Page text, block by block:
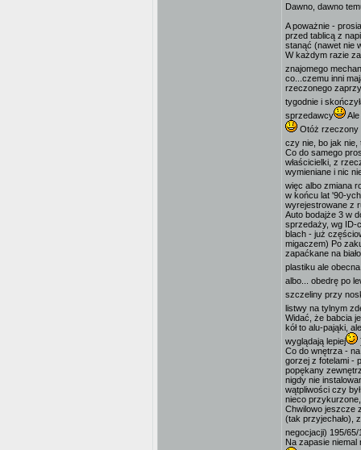
Dawno, dawno
A poważnie -
przed tablicą z
stanąć (nawet nie
W każdym razie za
znajomego
co...czemu inni
rzeczonego
tygodnie i
sprzedawcy
Otóż rzeczony
czy nie, bo jak nie,
Co do samego
właścicielki, z
wymieniane i nic
więc albo zmiana
w końcu lat '90-
wyrejestrowane z
Auto bodajże 3 w
sprzedaży, wg ID-
blach - już
migaczem) Po
zapaćkane na
plastiku ale
albo... obedrę po
szczeliny przy
listwy na tylnym
Widać, że babcia
kół to alu-pająki,
wyglądają lepiej
Co do wnętrza -
gorzej z fotelami -
popękany
nigdy nie
wątpliwości czy
nieco
Chwilowo jeszcze
(tak przyjechało),
negocjacji) 195/
Na zapasie niemal